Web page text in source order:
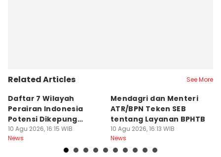
Related Articles See More
Daftar 7 Wilayah
Perairan Indonesia
Potensi Dikepung
Gelombang Ekstrem
10 Agu 2026, 16:15 WIB
News
Mendagri dan Menteri
ATR/BPN Teken SEB
tentang Layanan BPHTB
10 Agu 2026, 16:13 WIB
News